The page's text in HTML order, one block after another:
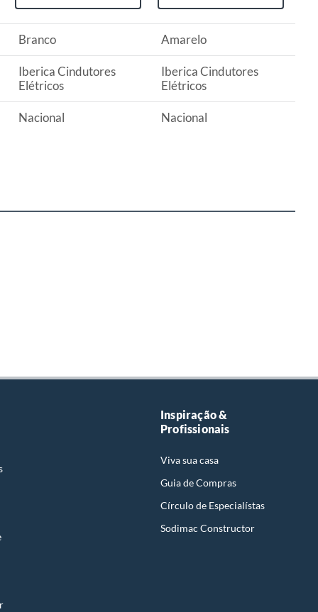
Branco Amarelo
Iberica Cindutores
Elétricos
Iberica Cindutores
Elétricos
Nacional Nacional
Inspiração &
Profissionais
Viva sua casa
Guia de Compras
Círculo de Especialístas
Sodimac Constructor